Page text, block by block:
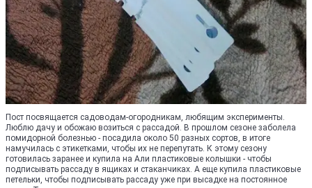
Пост посвящается садоводам-огородникам, любящим эксперименты.
Люблю дачу и обожаю возиться с рассадой. В прошлом сезоне заболела
помидорной болезнью - посадила около 50 разных сортов, в итоге
намучилась с этикетками, чтобы их не перепутать. К этому сезону
готовилась заранее и купила на Али пластиковые колышки - чтобы
подписывать рассаду в ящиках и стаканчиках. А еще купила пластиковые
петельки, чтобы подписывать рассаду уже при высадке на постоянное